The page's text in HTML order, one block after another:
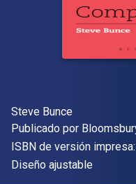
Autor(es)
Steve Bunce
Editor
Publicado por
ISBN de versión impresa:
Formato
Diseño ajustable